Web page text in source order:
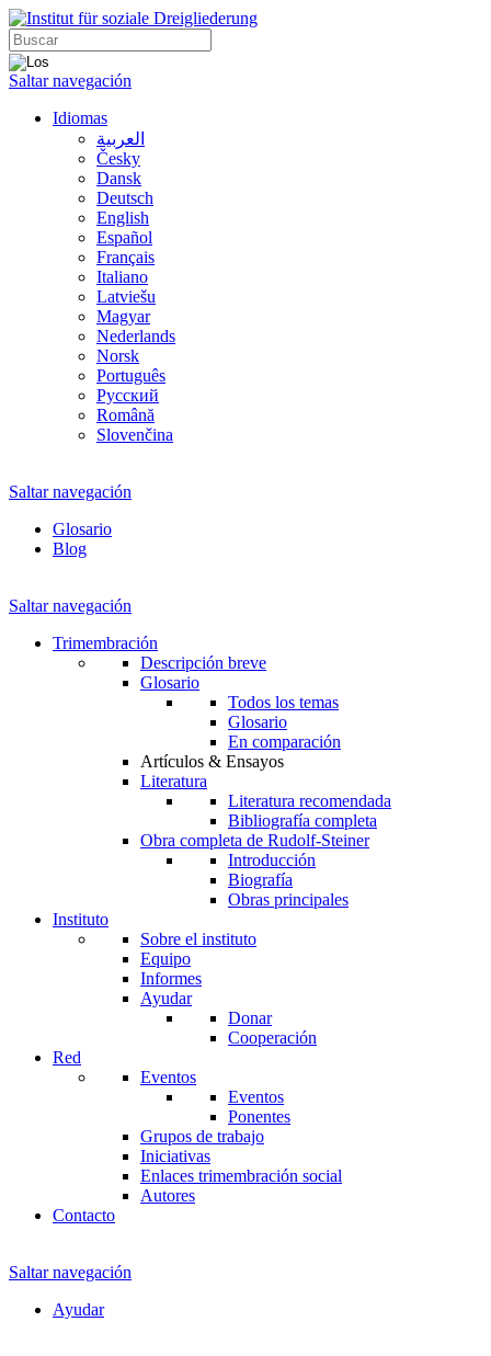
Saltar navegación
Idiomas
العربية
Česky
Dansk
Deutsch
English
Español
Français
Italiano
Latviešu
Magyar
Nederlands
Norsk
Português
Русский
Română
Slovenčina
Saltar navegación
Glosario
Blog
Saltar navegación
Trimembración
Descripción breve
Glosario
Todos los temas
Glosario
En comparación
Artículos & Ensayos
Literatura
Literatura recomendada
Bibliografía completa
Obra completa de Rudolf-Steiner
Introducción
Biografía
Obras principales
Instituto
Sobre el instituto
Equipo
Informes
Ayudar
Donar
Cooperación
Red
Eventos
Eventos
Ponentes
Grupos de trabajo
Iniciativas
Enlaces trimembración social
Autores
Contacto
Saltar navegación
Ayudar